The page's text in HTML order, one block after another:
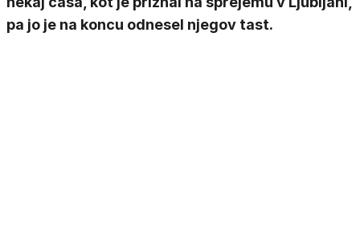
pa jo je na koncu odnesel njegov tast.